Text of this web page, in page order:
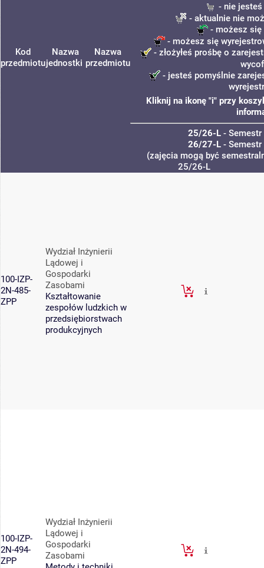
Kod
przedmiotu
Nazwa
jednostki
Nazwa
przedmiotu
- nie
- aktualnie nie
- możesz
- możesz się
- złożyłeś prośbę o
- jesteś pomyślnie
Kliknij na ikonę "i" przy
25/26-L-
26/27-L-
(zajęcia mogą być
25/26-L
100-IZP-
2N-485-
ZPP
Wydział Inżynierii
Lądowej i
Gospodarki
Zasobami
Kształtowanie
zespołów ludzkich w
przedsiębiorstwach
produkcyjnych
100-IZP-
2N-494-
ZPP
Wydział Inżynierii
Lądowej i
Gospodarki
Zasobami